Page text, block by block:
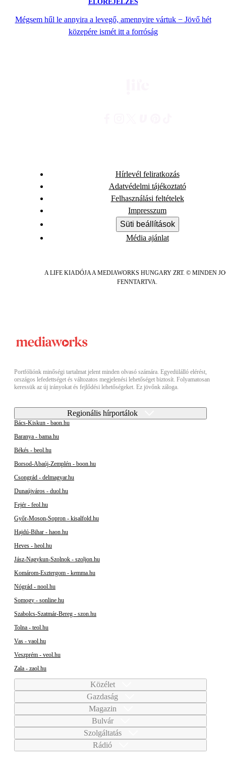
ELŐREJELZÉS
Mégsem hűl le annyira a levegő, amennyire vártuk − Jövő hét
közepére ismét itt a forróság
Hírlevél feliratkozás
Adatvédelmi tájékoztató
Felhasználási feltételek
Impresszum
Süti beállítások
Média ajánlat
A LIFE KIADÓJA A MEDIAWORKS HUNGARY ZRT. © MINDEN
FENNTARTVA.
Portfóliónk minőségi tartalmat jelent minden olvasó számára. Egyedülálló elérést,
országos lefedettséget és változatos megjelenési lehetőséget biztosít. Folyamatosan
keressük az új irányokat és fejlődési lehetőségeket. Ez jövőnk záloga.
Regionális hírportálok
Bács-Kiskun - baon.hu
Baranya - bama.hu
Békés - beol.hu
Borsod-Abaúj-Zemplén - boon.hu
Csongrád - delmagyar.hu
Dunaújváros - duol.hu
Fejér - feol.hu
Győr-Moson-Sopron - kisalfold.hu
Hajdú-Bihar - haon.hu
Heves - heol.hu
Jász-Nagykun-Szolnok - szoljon.hu
Komárom-Esztergom - kemma.hu
Nógrád - nool.hu
Somogy - sonline.hu
Szabolcs-Szatmár-Bereg - szon.hu
Tolna - teol.hu
Vas - vaol.hu
Veszprém - veol.hu
Zala - zaol.hu
Közélet
Gazdaság
Magazin
Bulvár
Szolgáltatás
Rádió